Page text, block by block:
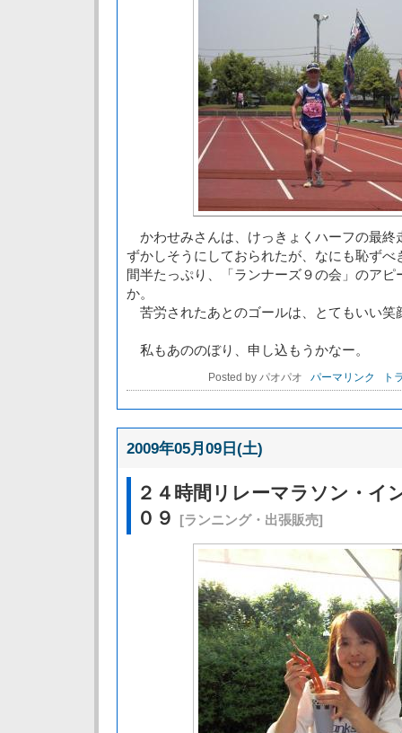
かわせみさんは、けっきょくハーフの最終
ずかしそうにしておられたが、なにも恥ずべ
間半たっぷり、「ランナーズ９の会」のア
か。
苦労されたあとのゴールは、とてもいい笑
私もあののぼり、申し込もうかなー。
Posted by パオパオ パーマリンク ト
2009年05月09日(土)
２４時間リレーマラソン・イ
０９
[ランニング・出張販売]